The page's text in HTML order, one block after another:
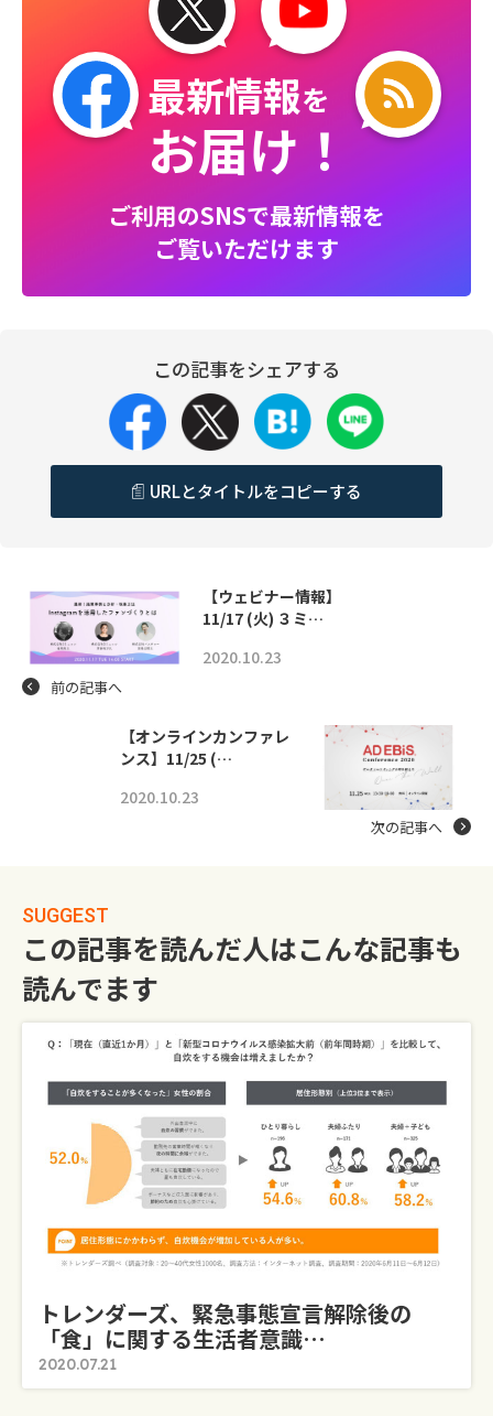
最新情報を
お届け！
ご利用のSNSで最新情報を
ご覧いただけます
この記事をシェアする
URLとタイトルをコピーする
【ウェビナー情報】
11/17 (火) ３ミ…
2020.10.23
前の記事へ
【オンラインカンファレ
ンス】11/25 (…
2020.10.23
次の記事へ
SUGGEST
この記事を読んだ人はこんな記事も
読んでます
トレンダーズ、緊急事態宣言解除後の
「食」に関する生活者意識…
2020.07.21